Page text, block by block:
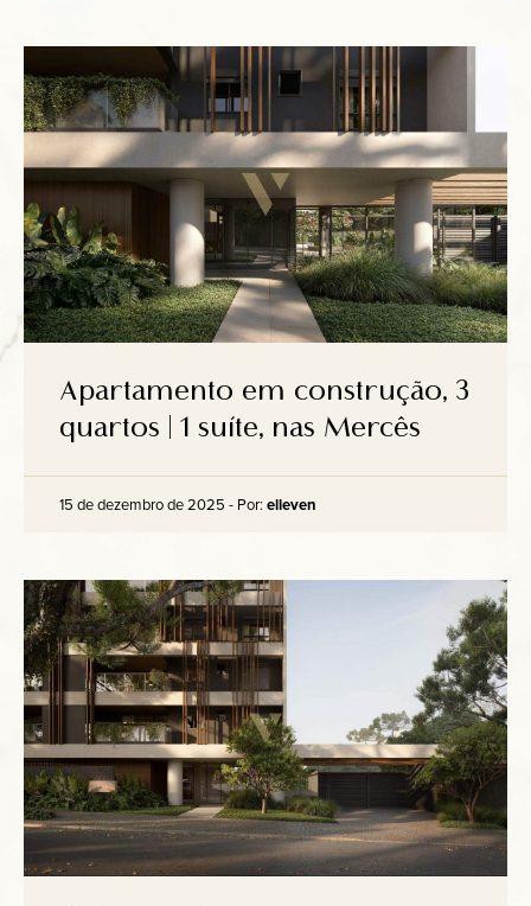
Apartamento em construção, 3
quartos | 1 suíte, nas Mercês
15 de dezembro de 2025 - Por: elleven